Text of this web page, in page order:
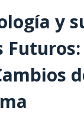
y
Futuros: